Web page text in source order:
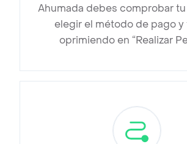
Ahumada debes comprobar
elegir el método de pago y
oprimiendo en “Realizar